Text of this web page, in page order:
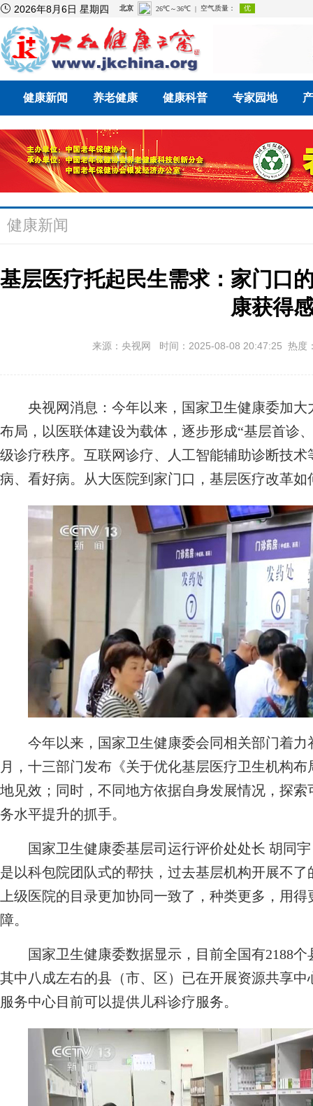
 2026年8月6日 星期四
健康新闻 养老健康 健康科普 专家园地
健康新闻
基层医疗托起民生需求：家门口
康获得
来源：央视网 时间：2025-08-08 20:47:25 热度
央视网消息：今年以来，国家卫生健康委加大
布局，以医联体建设为载体，逐步形成“基层首诊
级诊疗秩序。互联网诊疗、人工智能辅助诊断技
病、看好病。从大医院到家门口，基层医疗改革
今年以来，国家卫生健康委会同相关部门着力
月，十三部门发布《关于优化基层医疗卫生机构
地见效；同时，不同地方依据自身发展情况，探
务水平提升的抓手。
国家卫生健康委基层司运行评价处处长 胡同宇
是以科包院团队式的帮扶，过去基层机构开展不
上级医院的目录更加协同一致了，种类更多，用
障。
国家卫生健康委数据显示，目前全国有2188个
其中八成左右的县（市、区）已在开展资源共享
服务中心目前可以提供儿科诊疗服务。